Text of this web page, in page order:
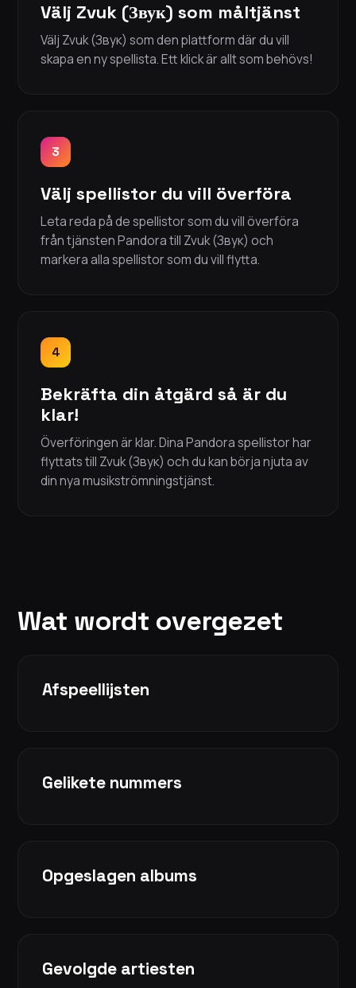
Välj Zvuk (Звук) som måltjänst
Välj Zvuk (Звук) som den plattform där du vill
skapa en ny spellista. Ett klick är allt som behövs!
3
Välj spellistor du vill överföra
Leta reda på de spellistor som du vill överföra
från tjänsten Pandora till Zvuk (Звук) och
markera alla spellistor som du vill flytta.
4
Bekräfta din åtgärd så är du
klar!
Överföringen är klar. Dina Pandora spellistor har
flyttats till Zvuk (Звук) och du kan börja njuta av
din nya musikströmningstjänst.
Wat wordt overgezet
Afspeellijsten
Gelikete nummers
Opgeslagen albums
Gevolgde artiesten